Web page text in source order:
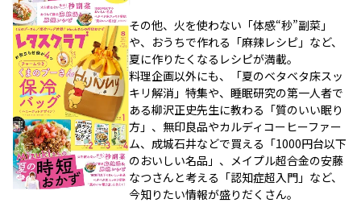
その他、火を使わない「体感“秒”副菜」
や、おうちで作れる「麻辣レシピ」など、
夏に作りたくなるレシピが満載。
料理企画以外にも、「夏のベタベタ床スッ
キリ解消」特集や、睡眠研究の第一人者で
ある柳沢正史先生に教わる「質のいい眠り
方」、無印良品やカルディコーヒーファー
ム、成城石井などで買える「1000円台以下
のおいしい名品」、メイプル超合金の安藤
なつさんと考える「認知症超入門」など、
今知りたい情報が盛りだくさん。